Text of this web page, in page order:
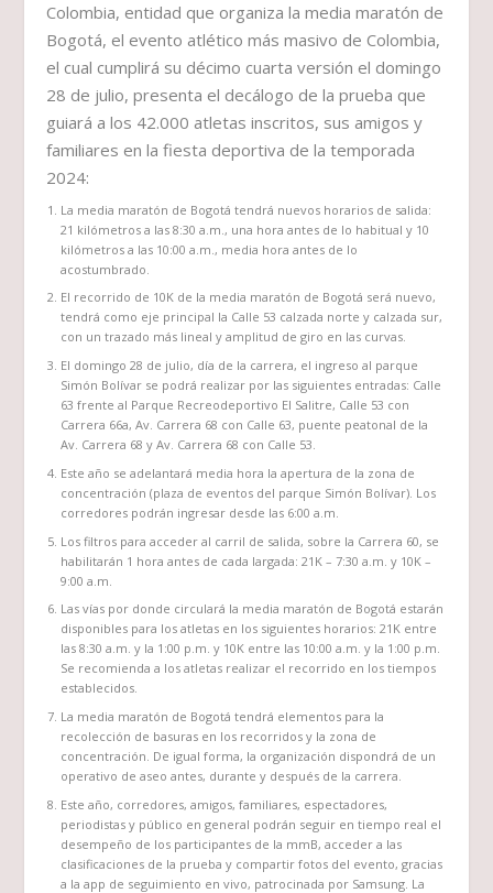
Colombia, entidad que organiza la media maratón de
Bogotá, el evento atlético más masivo de Colombia,
el cual cumplirá su décimo cuarta versión el domingo
28 de julio, presenta el decálogo de la prueba que
guiará a los 42.000 atletas inscritos, sus amigos y
familiares en la fiesta deportiva de la temporada
2024:
La media maratón de Bogotá tendrá nuevos horarios de salida:
21 kilómetros a las 8:30 a.m., una hora antes de lo habitual y 10
kilómetros a las 10:00 a.m., media hora antes de lo
acostumbrado.
El recorrido de 10K de la media maratón de Bogotá será nuevo,
tendrá como eje principal la Calle 53 calzada norte y calzada sur,
con un trazado más lineal y amplitud de giro en las curvas.
El domingo 28 de julio, día de la carrera, el ingreso al parque
Simón Bolívar se podrá realizar por las siguientes entradas: Calle
63 frente al Parque Recreodeportivo El Salitre, Calle 53 con
Carrera 66a, Av. Carrera 68 con Calle 63, puente peatonal de la
Av. Carrera 68 y Av. Carrera 68 con Calle 53.
Este año se adelantará media hora la apertura de la zona de
concentración (plaza de eventos del parque Simón Bolívar). Los
corredores podrán ingresar desde las 6:00 a.m.
Los filtros para acceder al carril de salida, sobre la Carrera 60, se
habilitarán 1 hora antes de cada largada: 21K – 7:30 a.m. y 10K –
9:00 a.m.
Las vías por donde circulará la media maratón de Bogotá estarán
disponibles para los atletas en los siguientes horarios: 21K entre
las 8:30 a.m. y la 1:00 p.m. y 10K entre las 10:00 a.m. y la 1:00 p.m.
Se recomienda a los atletas realizar el recorrido en los tiempos
establecidos.
La media maratón de Bogotá tendrá elementos para la
recolección de basuras en los recorridos y la zona de
concentración. De igual forma, la organización dispondrá de un
operativo de aseo antes, durante y después de la carrera.
Este año, corredores, amigos, familiares, espectadores,
periodistas y público en general podrán seguir en tiempo real el
desempeño de los participantes de la mmB, acceder a las
clasificaciones de la prueba y compartir fotos del evento, gracias
a la app de seguimiento en vivo, patrocinada por Samsung. La